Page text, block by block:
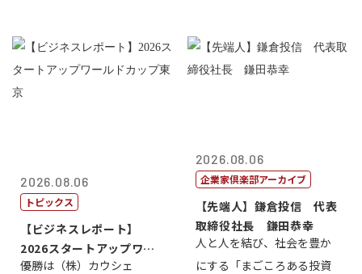
2026.08.06
トピックス
【ビジネスレポート】
2026スタートアップワー
ルドカップ東京
優勝は（株）カウシェ
2026.08.06
企業家倶楽部アーカイブ
【先端人】鎌倉投信 代表
取締役社長 鎌田恭幸
人と人を結び、社会を豊か
にする「まごころある投資